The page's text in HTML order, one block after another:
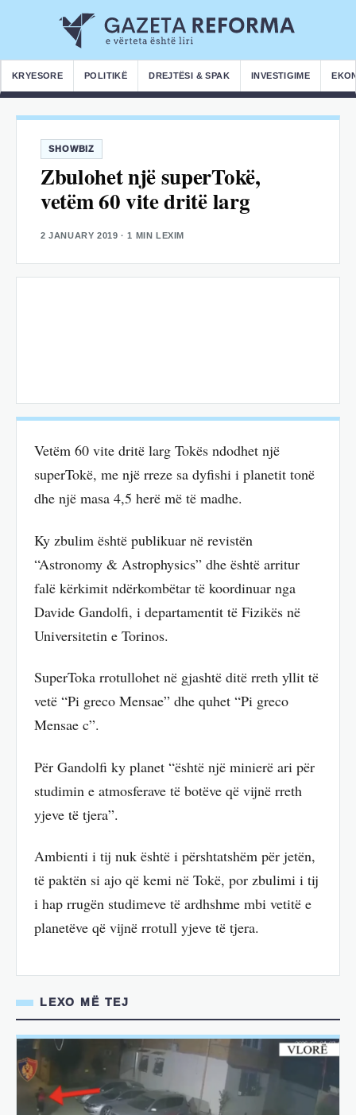
KRYESORE POLITIKË DREJTËSI & SPAK INVESTIGIME
SHOWBIZ
Zbulohet një superTokë,
vetëm 60 vite dritë larg
2 JANUARY 2019 · 1 MIN LEXIM
Vetëm 60 vite dritë larg Tokës ndodhet një
superTokë, me një rreze sa dyfishi i planetit tonë
dhe një masa 4,5 herë më të madhe.
Ky zbulim është publikuar në revistën
“Astronomy & Astrophysics” dhe është arritur
falë kërkimit ndërkombëtar të koordinuar nga
Davide Gandolfi, i departamentit të Fizikës në
Universitetin e Torinos.
SuperToka rrotullohet në gjashtë ditë rreth yllit të
vetë “Pi greco Mensae” dhe quhet “Pi greco
Mensae c”.
Për Gandolfi ky planet “është një minierë ari për
studimin e atmosferave të botëve që vijnë rreth
yjeve të tjera”.
Ambienti i tij nuk është i përshtatshëm për jetën,
të paktën si ajo që kemi në Tokë, por zbulimi i tij
i hap rrugën studimeve të ardhshme mbi vetitë e
planetëve që vijnë rrotull yjeve të tjera.
LEXO MË TEJ